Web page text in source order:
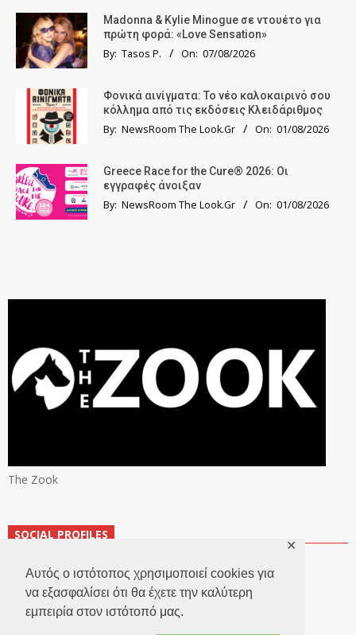
Αυτός ο ιστότοπος χρησιμοποιεί cookies για
να εξασφαλίσει ότι θα έχετε την καλύτερη
εμπειρία στον ιστότοπό μας.
✕
Madonna & Kylie Minogue σε ντουέτο για
πρώτη φορά: «Love Sensation»
By: Tasos P. On: 07/08/2026
Φονικά αινίγματα: Το νέο καλοκαιρινό σου
κόλλημα από τις εκδόσεις Κλειδάριθμος
By: NewsRoom The Look.Gr On: 01/08/2026
Greece Race for the Cure® 2026: Οι
εγγραφές άνοιξαν
By: NewsRoom The Look.Gr On: 01/08/2026
The Zook
SOCIAL PROFILES